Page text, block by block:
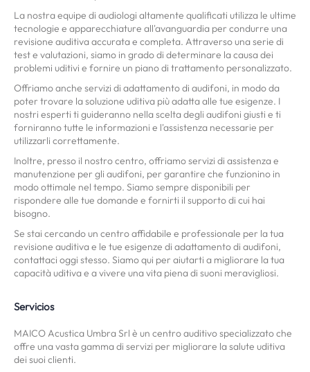
La nostra equipe di audiologi altamente qualificati utilizza le ultime
tecnologie e apparecchiature all'avanguardia per condurre una
revisione auditiva accurata e completa. Attraverso una serie di
test e valutazioni, siamo in grado di determinare la causa dei
problemi uditivi e fornire un piano di trattamento personalizzato.
Offriamo anche servizi di adattamento di audifoni, in modo da
poter trovare la soluzione uditiva più adatta alle tue esigenze. I
nostri esperti ti guideranno nella scelta degli audifoni giusti e ti
forniranno tutte le informazioni e l'assistenza necessarie per
utilizzarli correttamente.
Inoltre, presso il nostro centro, offriamo servizi di assistenza e
manutenzione per gli audifoni, per garantire che funzionino in
modo ottimale nel tempo. Siamo sempre disponibili per
rispondere alle tue domande e fornirti il supporto di cui hai
bisogno.
Se stai cercando un centro affidabile e professionale per la tua
revisione auditiva e le tue esigenze di adattamento di audifoni,
contattaci oggi stesso. Siamo qui per aiutarti a migliorare la tua
capacità uditiva e a vivere una vita piena di suoni meravigliosi.
Servicios
MAICO Acustica Umbra Srl è un centro auditivo specializzato che
offre una vasta gamma di servizi per migliorare la salute uditiva
dei suoi clienti.